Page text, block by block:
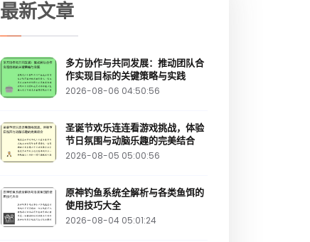
最新文章
多方协作与共同发展：推动团队合
作实现目标的关键策略与实践
2026-08-06 04:50:56
圣诞节欢乐连连看游戏挑战，体验
节日氛围与动脑乐趣的完美结合
2026-08-05 05:00:56
原神钓鱼系统全解析与各类鱼饵的
使用技巧大全
2026-08-04 05:01:24